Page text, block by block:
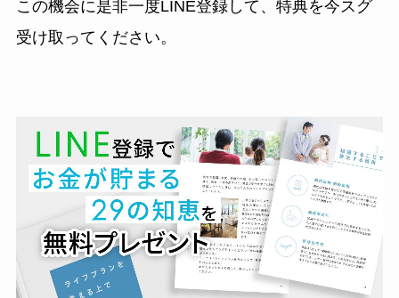
この機会に是非一度LINE登録して、特典を今スグ
受け取ってください。